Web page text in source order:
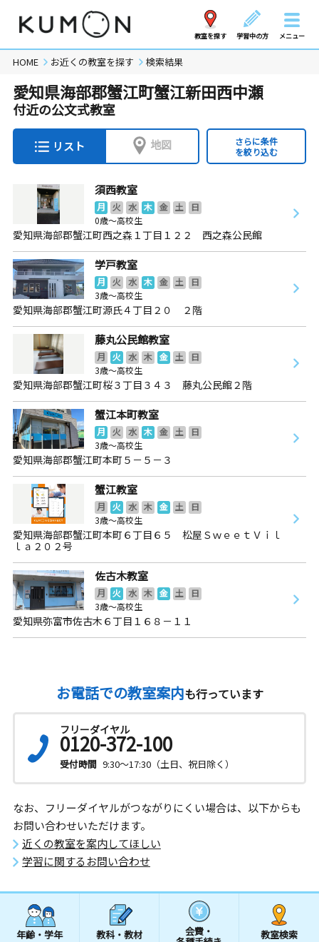
教室を探す 学習中の方 メニュー
HOME お近くの教室を探す 検索結果
愛知県海部郡蟹江町蟹江新田西中瀬
付近の公文式教室
リスト 地図
さらに条件
を絞り込む
須西教室
月 火 水 木 金 土
日
0歳～高校生
愛知県海部郡蟹江町西之森１丁目１２２ 西之森公民館
学戸教室
月 火 水 木 金 土
日
3歳～高校生
愛知県海部郡蟹江町源氏４丁目２０ ２階
藤丸公民館教室
月 火 水 木 金 土
日
3歳～高校生
愛知県海部郡蟹江町桜３丁目３４３ 藤丸公民館２階
蟹江本町教室
月 火 水 木 金 土
日
3歳～高校生
愛知県海部郡蟹江町本町５－５－３
蟹江教室
月 火 水 木 金 土
日
3歳～高校生
愛知県海部郡蟹江町本町６丁目６５ 松屋ＳｗｅｅｔＶｉｌ
ｌａ２０２号
佐古木教室
月 火 水 木 金 土
日
3歳～高校生
愛知県弥富市佐古木６丁目１６８－１１
お電話での教室案内も行っています
フリーダイヤル
0120-372-100
受付時間 9:30～17:30（土日、祝日除く）
なお、フリーダイヤルがつながりにくい場合は、以下からも
お問い合わせいただけます。
近くの教室を案内してほしい
学習に関するお問い合わせ
年齢・学年 教科・教材 会費・ 教室検索